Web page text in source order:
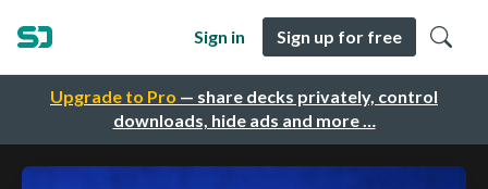
Upgrade to Pro — share decks privately, control
downloads, hide ads and more …
Sign in Sign up for free